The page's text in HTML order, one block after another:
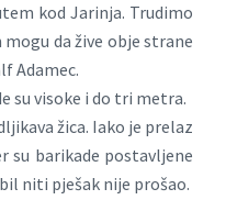
kod Jarinja. Trudimo
da žive obje strane
Adamec.
su visoke i do tri metra.
žica. Iako je prelaz
su barikade postavljene
niti pješak nije prošao.